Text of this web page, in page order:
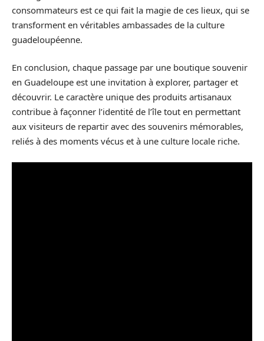
consommateurs est ce qui fait la magie de ces lieux, qui se
transforment en véritables ambassades de la culture
guadeloupéenne.
En conclusion, chaque passage par une boutique souvenir
en Guadeloupe est une invitation à explorer, partager et
découvrir. Le caractère unique des produits artisanaux
contribue à façonner l’identité de l’île tout en permettant
aux visiteurs de repartir avec des souvenirs mémorables,
reliés à des moments vécus et à une culture locale riche.